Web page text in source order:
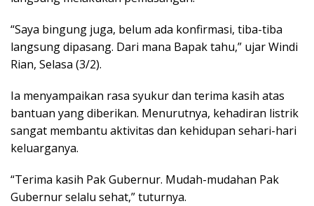
“Saya bingung juga, belum ada konfirmasi, tiba-tiba
langsung dipasang. Dari mana Bapak tahu,” ujar Windi
Rian, Selasa (3/2).
Ia menyampaikan rasa syukur dan terima kasih atas
bantuan yang diberikan. Menurutnya, kehadiran listrik
sangat membantu aktivitas dan kehidupan sehari-hari
keluarganya.
“Terima kasih Pak Gubernur. Mudah-mudahan Pak
Gubernur selalu sehat,” tuturnya.